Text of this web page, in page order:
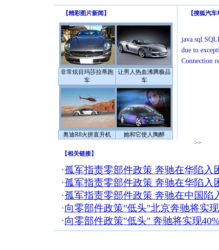
【精彩图片新闻 】
非常炫目玛莎拉蒂跑
车
让男人热血沸腾极品
车
奥迪R8火拼直升机 她和它使人陶醉
【搜狐汽车
due to
Connection
>>
【相关链接】
·孤军指责零部件政策 奔驰在华陷入
·孤军指责零部件政策 奔驰在华陷入
·孤军指责零部件政策 奔驰在中国陷
·向零部件政策"低头"北京奔驰将实
·向零部件政策"低头" 奔驰将实现